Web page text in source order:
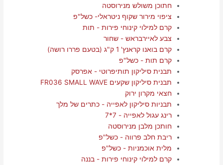
חתוכן משולש מנירוסטה
ציפוי מירור שקוף ניטראלי- כשל"פ
קרם למילוי קינוחי פירות - תות
צבע לאיירבראש - שחור
קרם בואנו קראנץ' 1 ק"ג (בטעם פררו רושה)
קרם תות - כשל"פ
תבנית סיליקון תותיפרוטי - אפרסק
תבנית סיליקון שקעים FR036 SMALL WAVE
חצאי מקרון ירוק
תבניות סיליקון לאפייה - כתרים של מלך
רינג עגול לאפייה - 7*7
חותכן מלבן מנירוסטה
ריבת חלב פרווה - כשל"פ
מלית אוכמניות - כשל"פ
קרם למילוי קינוחי פירות - בננה